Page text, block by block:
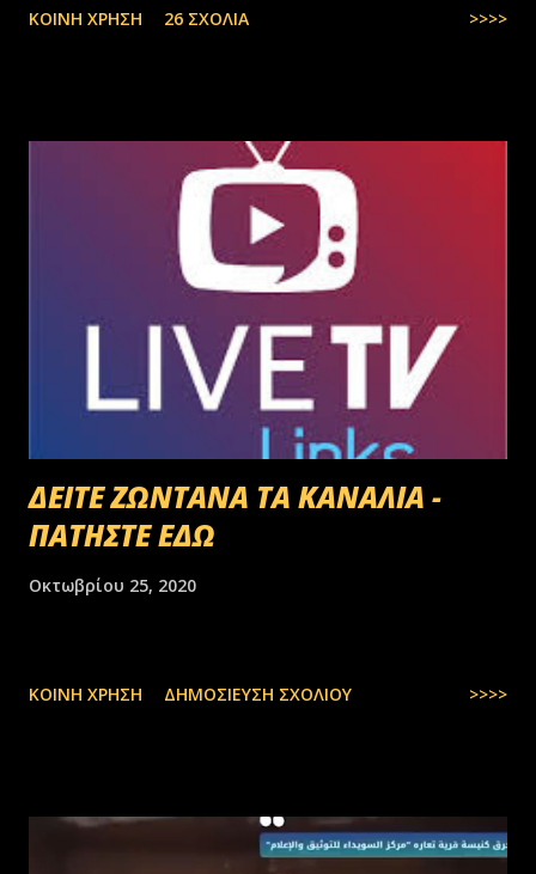
στην Ελλάδα, πάλι δεν μας φτάνουν. Στην Ελλάδα του 1.000.000
ΚΟΙΝΉ ΧΡΉΣΗ 26 ΣΧΌΛΙΑ >>>>
ΔΕΙΤΕ ΖΩΝΤΑΝΑ ΤΑ ΚΑΝΑΛΙΑ -
ΠΑΤΗΣΤΕ ΕΔΩ
Οκτωβρίου 25, 2020
ΚΟΙΝΉ ΧΡΉΣΗ ΔΗΜΟΣΊΕΥΣΗ ΣΧΟΛΊΟΥ >>>>